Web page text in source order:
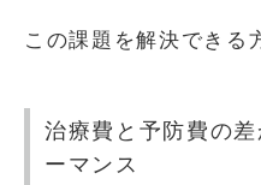
この課題を解決できる
治療費と予防費の
ーマンス